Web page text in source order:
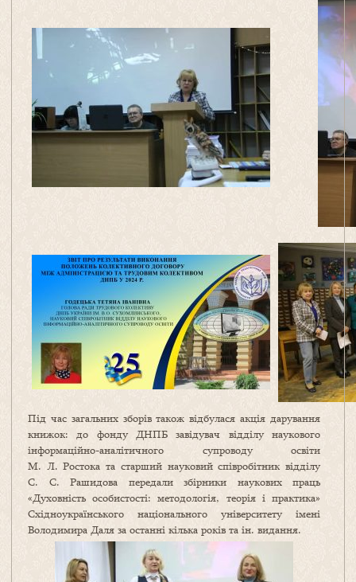
Під час загальних зборів також відбулася акція дарування
книжок: до фонду ДНПБ завідувач відділу наукового
інформаційно-аналітичного супроводу освіти
М. Л. Ростока та старший науковий співробітник відділу
С. С. Рашидова передали збірники наукових праць
«Духовність особистості: методологія, теорія і практика»
Східноукраїнського національного університету імені
Володимира Даля за останні кілька років та ін. видання.